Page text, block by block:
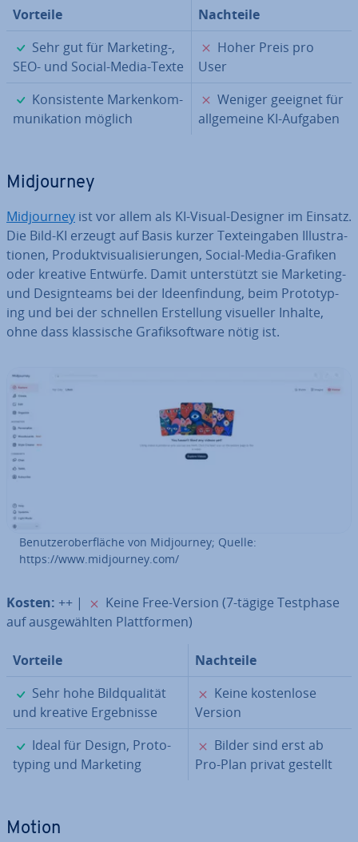
Vorteile
Nachteile
✓
Sehr gut für Marketing-,
SEO- und Social-Media-Texte
✗
Hoher Preis pro
User
✓
Kon­sis­ten­te Mar­ken­kom­
mu­ni­ka­ti­on möglich
✗
Weniger geeignet für
all­ge­mei­ne KI-Aufgaben
Mid­jour­ney
Mid­jour­ney ist vor allem als KI-Visual-Designer im Einsatz.
Die Bild-KI erzeugt auf Basis kurzer Text­ein­ga­ben Il­lus­tra­
tio­nen, Pro­dukt­vi­sua­li­sie­run­gen, Social-Media-Grafiken
oder kreative Entwürfe. Damit un­ter­stützt sie Marketing-
und De­sign­teams bei der Ideen­fin­dung, beim Pro­to­ty­p­
ing und bei der schnellen Er­stel­lung visueller Inhalte,
ohne dass klas­si­sche Gra­fik­soft­ware nötig ist.
Be­nut­zer­ober­flä­che von Mid­jour­ney; Quelle:
https://www.mid­jour­ney.com/
Kosten: ++ | ✗
Keine Free-Version (7-tägige Testphase
auf aus­ge­wähl­ten Platt­for­men)
Vorteile
Nachteile
✓
Sehr hohe Bild­qua­li­tät
und kreative Er­geb­nis­se
✗
Keine kos­ten­lo­se
Version
✓
Ideal für Design, Pro­to­
ty­p­ing und Marketing
✗
Bilder sind erst ab
Pro-Plan privat gestellt
Motion